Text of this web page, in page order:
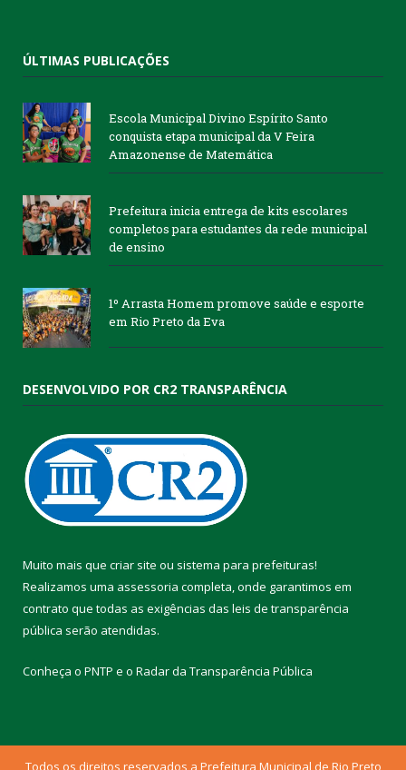
ÚLTIMAS PUBLICAÇÕES
Escola Municipal Divino Espírito Santo
conquista etapa municipal da V Feira
Amazonense de Matemática
Prefeitura inicia entrega de kits escolares
completos para estudantes da rede municipal
de ensino
1º Arrasta Homem promove saúde e esporte
em Rio Preto da Eva
DESENVOLVIDO POR CR2 TRANSPARÊNCIA
Muito mais que criar site ou sistema para prefeituras!
Realizamos uma assessoria completa, onde garantimos em
contrato que todas as exigências das leis de transparência
pública serão atendidas.
Conheça o PNTP e o Radar da Transparência Pública